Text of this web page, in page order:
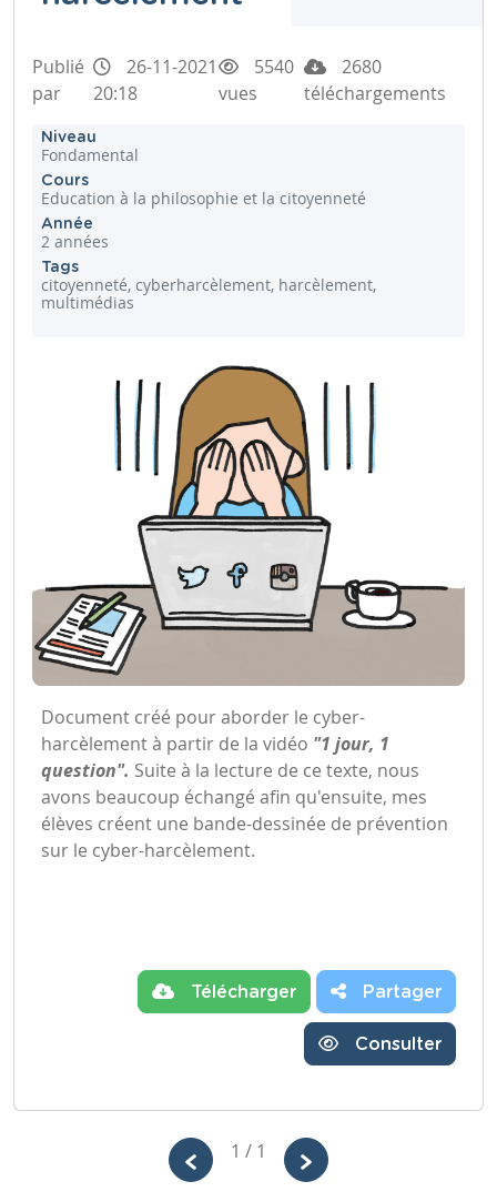
Publié
par
26-11-2021
20:18
5540
vues
2680
téléchargements
Niveau
Fondamental
Cours
Education à la philosophie et la citoyenneté
Année
2 années
Tags
citoyenneté, cyberharcèlement, harcèlement,
multimédias
Document créé pour aborder le cyber-
harcèlement à partir de la vidéo "1 jour, 1
question". Suite à la lecture de ce texte, nous
avons beaucoup échangé afin qu'ensuite, mes
élèves créent une bande-dessinée de prévention
sur le cyber-harcèlement.
Télécharger Partager
Consulter
1 / 1